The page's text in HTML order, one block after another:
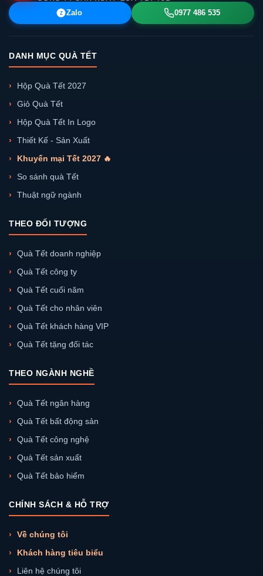
Z Zalo 0977 486 535
DANH MỤC QUÀ TẾT
Hộp Quà Tết 2027
Giỏ Quà Tết
Hộp Quà Tết In Logo
Thiết Kế - Sản Xuất
Khuyến mại Tết 2027 🔥
So sánh quà Tết
Thuật ngữ ngành
THEO ĐỐI TƯỢNG
Quà Tết doanh nghiệp
Quà Tết công ty
Quà Tết cuối năm
Quà Tết cho nhân viên
Quà Tết khách hàng VIP
Quà Tết tặng đối tác
THEO NGÀNH NGHỀ
Quà Tết ngân hàng
Quà Tết bất động sản
Quà Tết công nghệ
Quà Tết sản xuất
Quà Tết bảo hiểm
CHÍNH SÁCH & HỖ TRỢ
Về chúng tôi
Khách hàng tiêu biểu
Liên hệ chúng tôi